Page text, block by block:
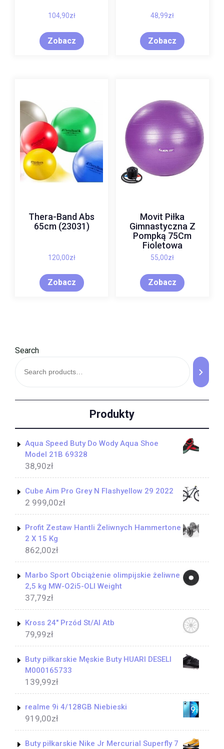
104,90zł
Zobacz
48,99zł
Zobacz
Thera-Band Abs
65cm (23031)
120,00zł
Zobacz
Movit Piłka
Gimnastyczna Z
Pompką 75Cm
Fioletowa
55,00zł
Zobacz
Search
Produkty
Aqua Speed Buty Do Wody Aqua Shoe
Model 21B 69328
38,90zł
Cube Aim Pro Grey N Flashyellow 29 2022
2 999,00zł
Profit Zestaw Hantli Żeliwnych Hammertone
2 X 15 Kg
862,00zł
Marbo Sport Obciążenie olimpijskie żeliwne
2,5 kg MW-O2i5-OLI Weight
37,79zł
Kross 24" Przód St/Al Atb
79,99zł
Buty piłkarskie Męskie Buty HUARI DESELI
M000165733
139,99zł
realme 9i 4/128GB Niebieski
919,00zł
Buty piłkarskie Nike Jr Mercurial Superfly 7